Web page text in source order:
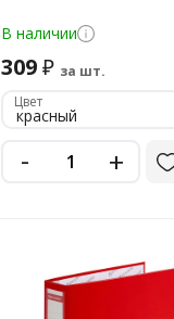
В наличии
309₽ за шт.
Цвет
красный
- +